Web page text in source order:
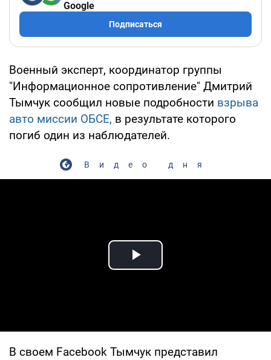
Google
Подписаться
Военный эксперт, координатор группы
"Информационное сопротивление" Дмитрий
Тымчук сообщил новые подробности взрыва
авто миссии ОБСЕ, в результате которого
погиб один из наблюдателей.
Видео дня
Play Video
В своем Facebook Тымчук представил